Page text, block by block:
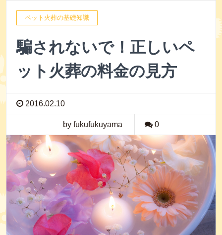
ペット火葬の基礎知識
騙されないで！正しいペ
ット火葬の料金の見方
2016.02.10
by fukufukuyama 0